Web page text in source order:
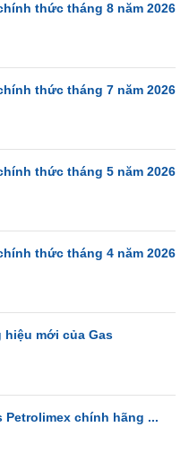
thức tháng 8 năm 2026
thức tháng 7 năm 2026
thức tháng 5 năm 2026
thức tháng 4 năm 2026
mới của Gas
Petrolimex chính hãng ...